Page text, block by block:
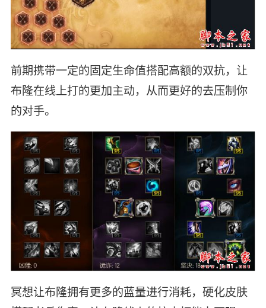
前期携带一定的固定生命值搭配高额的双抗，让
布隆在线上打的更加主动，从而更好的去压制你
的对手。
冥想让布隆拥有更多的蓝量进行消耗，硬化皮肤